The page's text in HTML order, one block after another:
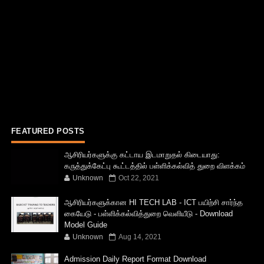
FEATURED POSTS
ஆசிரியர்களுக்கு கட்டாய இடமாறுதல் கிடையாது:
கருத்துக்கேட்பு கூட்டத்தில் பள்ளிக்கல்வித் துறை விளக்கம்
Unknown Oct 22, 2021
ஆசிரியர்களுக்கான HI TECH LAB - ICT பயிற்சி சார்ந்த
கையேடு - பள்ளிக்கல்வித்துறை வெளியீடு - Download
Model Guide
Unknown Aug 14, 2021
Admission Daily Report Format Download